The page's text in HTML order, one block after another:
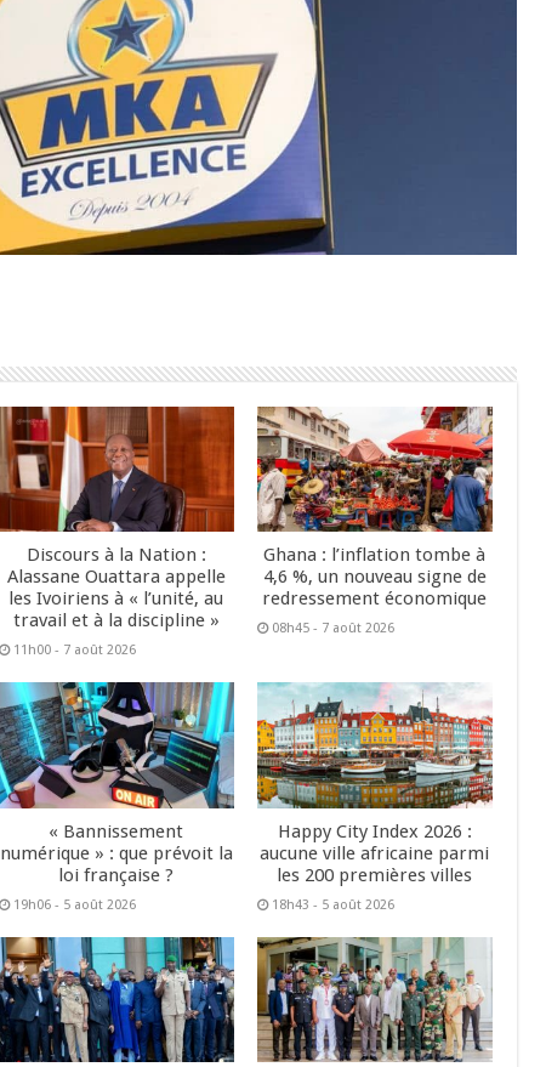
Discours à la Nation :
Alassane Ouattara appelle
les Ivoiriens à « l’unité, au
travail et à la discipline »
11h00 - 7 août 2026
Ghana : l’inflation tombe à
4,6 %, un nouveau signe de
redressement économique
08h45 - 7 août 2026
« Bannissement
numérique » : que prévoit la
loi française ?
19h06 - 5 août 2026
Happy City Index 2026 :
aucune ville africaine parmi
les 200 premières villes
18h43 - 5 août 2026